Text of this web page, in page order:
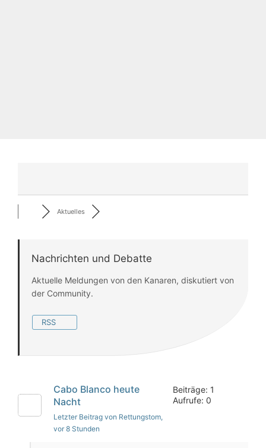
Aktuelles
Nachrichten und Debatte
Aktuelle Meldungen von den Kanaren, diskutiert von
der Community.
RSS
Cabo Blanco heute
Nacht
Letzter Beitrag von Rettungstom,
vor 8 Stunden
Beiträge: 1
Aufrufe: 0